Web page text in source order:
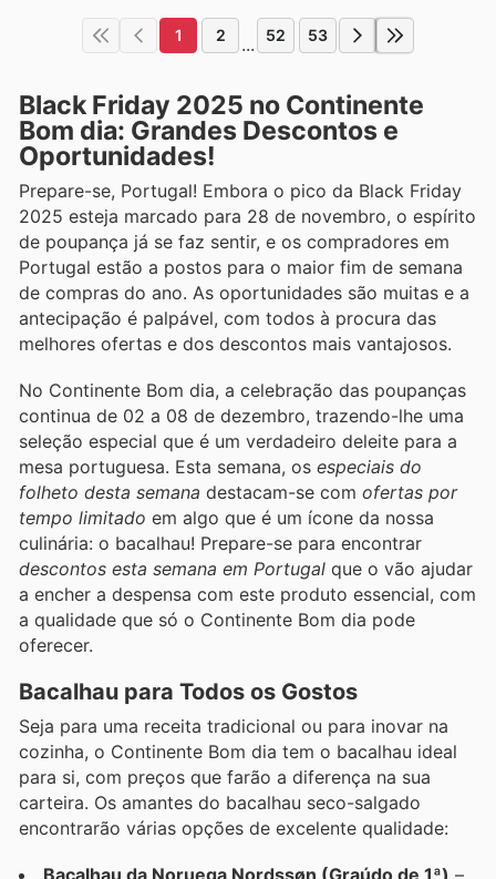
1 2 ... 52 53
Black Friday 2025 no Continente
Bom dia: Grandes Descontos e
Oportunidades!
Prepare-se, Portugal! Embora o pico da Black Friday
2025 esteja marcado para 28 de novembro, o espírito
de poupança já se faz sentir, e os compradores em
Portugal estão a postos para o maior fim de semana
de compras do ano. As oportunidades são muitas e a
antecipação é palpável, com todos à procura das
melhores ofertas e dos descontos mais vantajosos.
No Continente Bom dia, a celebração das poupanças
continua de 02 a 08 de dezembro, trazendo-lhe uma
seleção especial que é um verdadeiro deleite para a
mesa portuguesa. Esta semana, os especiais do
folheto desta semana destacam-se com ofertas por
tempo limitado em algo que é um ícone da nossa
culinária: o bacalhau! Prepare-se para encontrar
descontos esta semana em Portugal que o vão ajudar
a encher a despensa com este produto essencial, com
a qualidade que só o Continente Bom dia pode
oferecer.
Bacalhau para Todos os Gostos
Seja para uma receita tradicional ou para inovar na
cozinha, o Continente Bom dia tem o bacalhau ideal
para si, com preços que farão a diferença na sua
carteira. Os amantes do bacalhau seco-salgado
encontrarão várias opções de excelente qualidade: